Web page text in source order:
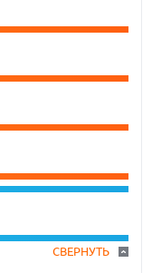
СВЕРНУТЬ